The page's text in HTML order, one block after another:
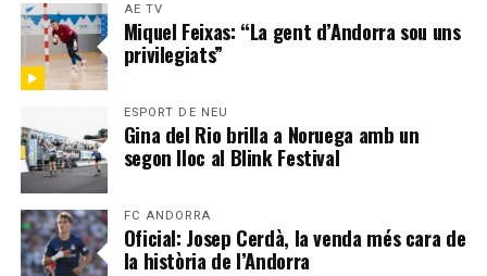
AE TV
Miquel Feixas: “La gent d’Andorra sou uns
privilegiats”
ESPORT DE NEU
Gina del Rio brilla a Noruega amb un
segon lloc al Blink Festival
FC ANDORRA
Oficial: Josep Cerdà, la venda més cara de
la història de l’Andorra